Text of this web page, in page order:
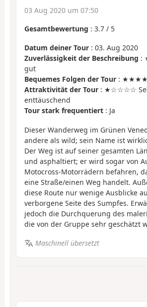
03 Aug 2020 um 07:50
Gesamtbewertung : 3.7 / 5
Datum deiner Tour : 03. Aug 2020
Zuverlässigkeit der Beschreibung :
gut
Bequemes Folgen der Tour :
Attraktivität der Tour : ★☆☆☆☆
enttäuschend
Tour stark frequentiert : Ja
Dieser Wanderweg im Grünen
andere als wild; sein Name ist
Der Weg ist auf seiner gesamten
und asphaltiert; er wird sogar von
Motocross-Motorrädern befahren,
eine Straße/einen Weg handelt.
diese Route nur wenige Ausblicke
verborgene Seite des Sumpfes.
jedoch die Durchquerung des
die von der Gruppe sehr geschätzt
Maschinell übersetzt